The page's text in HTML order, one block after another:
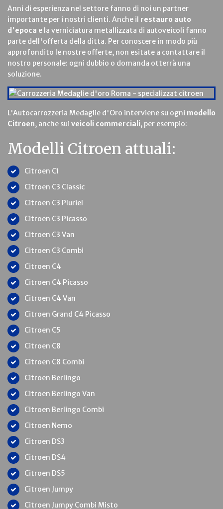
Anni di esperienza nel settore fanno di noi un partner
importante per i nostri clienti. Anche il restauro auto
d'epoca e la verniciatura metallizzata di autoveicoli fanno
parte dell'offerta della ditta. Per conoscere in modo più
approfondito le nostre offerte, non esitate a contattare il
nostro personale: ogni dubbio o domanda otterrà una
soluzione.
L'Autocarrozzeria Medaglie d'Oro interviene su ogni modello
Citroen, anche sui veicoli commerciali, per esempio:
Modelli Citroen attuali:
Citroen C1
Citroen C3 Classic
Citroen C3 Pluriel
Citroen C3 Picasso
Citroen C3 Van
Citroen C3 Combi
Citroen C4
Citroen C4 Picasso
Citroen C4 Van
Citroen Grand C4 Picasso
Citroen C5
Citroen C8
Citroen C8 Combi
Citroen Berlingo
Citroen Berlingo Van
Citroen Berlingo Combi
Citroen Nemo
Citroen DS3
Citroen DS4
Citroen DS5
Citroen Jumpy
Citroen Jumpy Combi Misto